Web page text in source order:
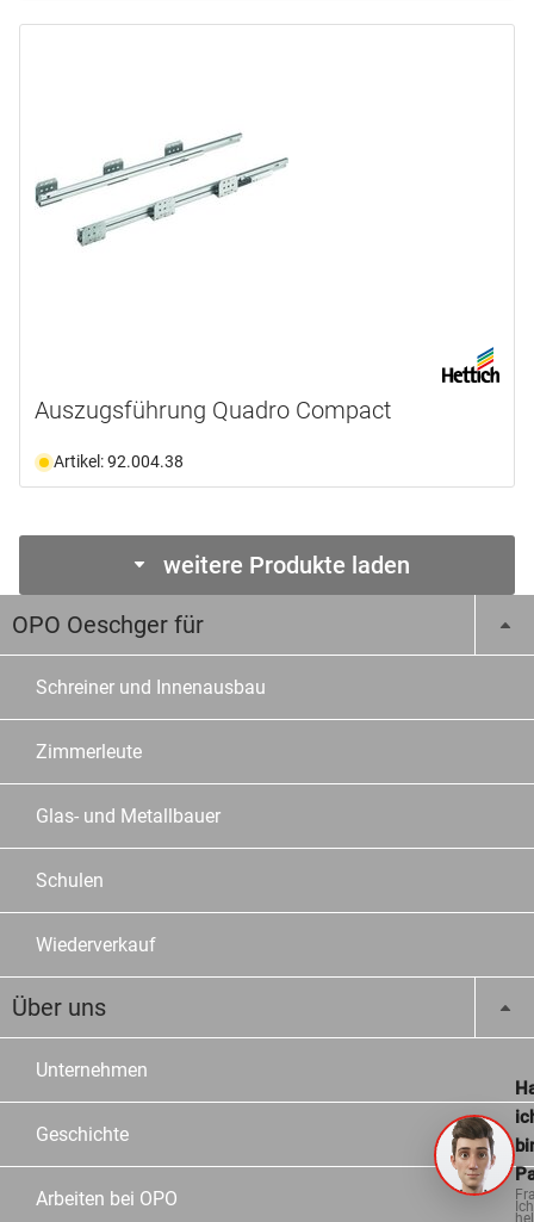
Auszugsführung Quadro Compact
Artikel: 92.004.38
weitere Produkte laden
OPO Oeschger für
Schreiner und Innenausbau
Zimmerleute
Glas- und Metallbauer
Schulen
Wiederverkauf
Über uns
Unternehmen
Geschichte
Arbeiten bei OPO Ich